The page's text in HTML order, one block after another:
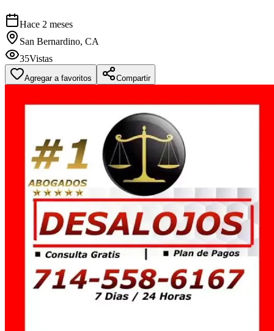
Hace 2 meses
San Bernardino, CA
35Vistas
Agregar a favoritos Compartir